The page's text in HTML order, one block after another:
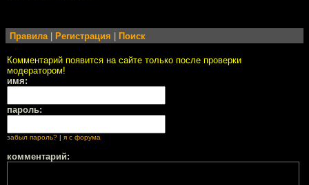
Правила| Регистрация Поиск
Комментарий появится на сайте только после проверки
модератором!
имя:
пароль:
забыл пароль? я с форума
комментарий: